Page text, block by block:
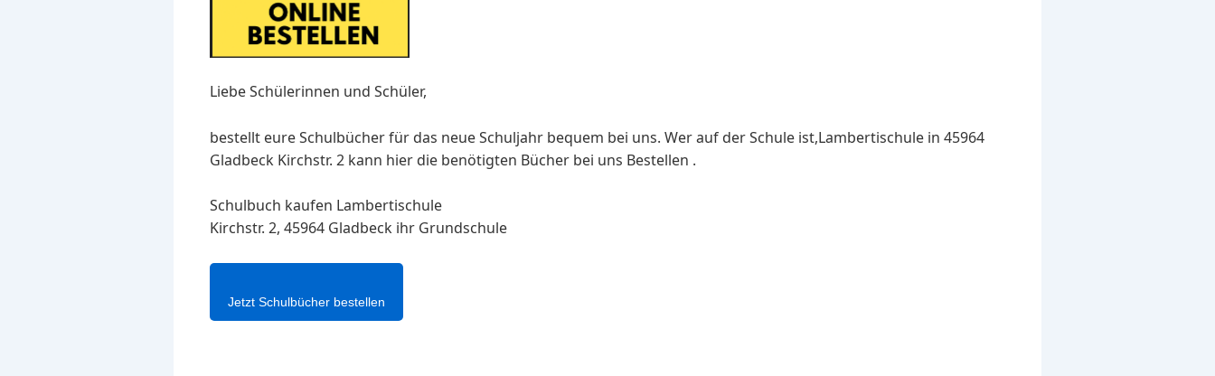
Liebe Schülerinnen und Schüler,
bestellt eure Schulbücher für das neue Schuljahr bequem bei uns. Wer auf der Schule ist,Lambertischule in 45964
Gladbeck Kirchstr. 2 kann hier die benötigten Bücher bei uns Bestellen .
Schulbuch kaufen Lambertischule
Kirchstr. 2, 45964 Gladbeck ihr Grundschule
Jetzt Schulbücher bestellen